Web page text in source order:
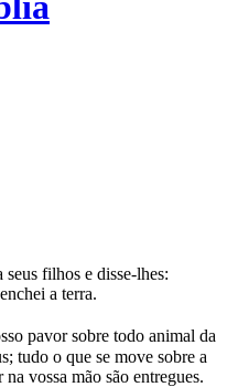
filhos e disse-lhes:
a terra.
pavor sobre todo animal da
tudo o que se move sobre a
vossa mão são entregues.